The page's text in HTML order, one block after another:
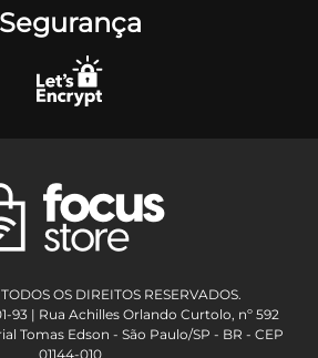
Segurança
OS DIREITOS RESERVADOS.
93 | Rua Achilles Orlando Curtolo, nº 592
Tomas Edson - São Paulo/SP - BR - CEP
01144-010